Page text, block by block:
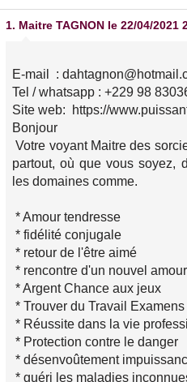
1. Maitre TAGNON le 22/04/2021
E-mail :
Tel / whatsapp : +229 98
Site web: https://
Bonjour
Votre voyant Maitre des
partout, où que vous soyez,
les domaines comme.
* Amour tendresse
* fidélité conjugale
* retour de l'être aimé
* rencontre d'un nouvel
* Argent Chance aux jeux
* Trouver du Travail Examens
* Réussite dans la vie
* Protection contre le danger
* désenvoûtement
* guéri les maladies